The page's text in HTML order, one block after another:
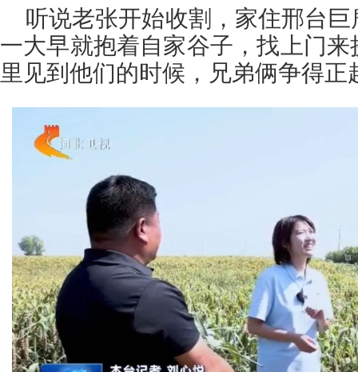
听说老张开始收割，家住邢台
一大早就抱着自家谷子，找上门
里见到他们的时候，兄弟俩争得正